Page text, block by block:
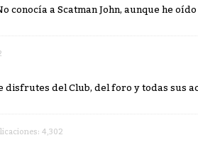
conocía a Scatman John, aunque he
disfrutes del Club, del foro y todas sus
4,302